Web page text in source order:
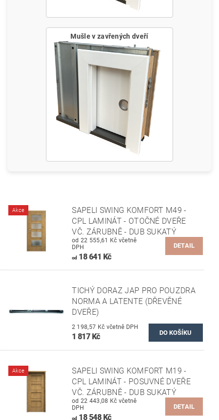
Mušle v zavřených dveří
Akce
SAPELI SWING KOMFORT M49 -
CPL LAMINÁT - OTOČNÉ DVEŘE
VČ. ZÁRUBNĚ - DUB SUKATÝ
od 22 555,61 Kč včetně
DPH
od18 641 Kč
DETAIL
TICHÝ DORAZ JAP PRO POUZDRA
NORMA A LATENTE (DŘEVĚNÉ
DVEŘE)
2 198,57 Kč včetně DPH
1 817 Kč
Akce
SAPELI SWING KOMFORT M19 -
CPL LAMINÁT - POSUVNÉ DVEŘE
VČ. ZÁRUBNĚ - DUB SUKATÝ
od 22 443,08 Kč včetně
DPH
od18 548 Kč
DETAIL